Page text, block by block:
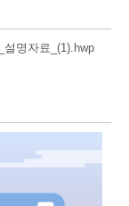
명자료_(1).hwp